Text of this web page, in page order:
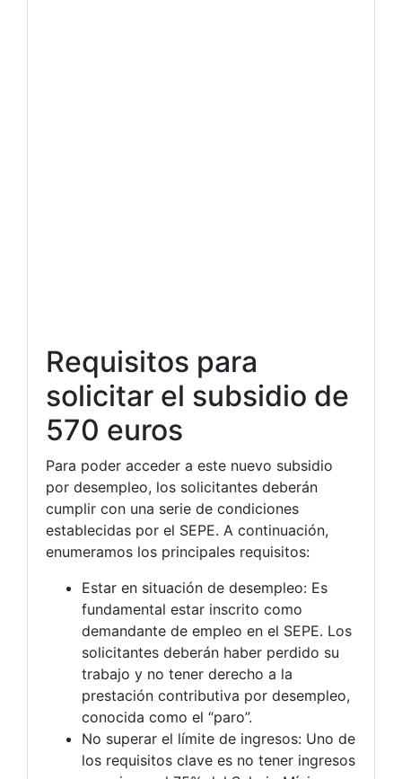
Requisitos para
solicitar el subsidio de
570 euros
Para poder acceder a este nuevo subsidio
por desempleo, los solicitantes deberán
cumplir con una serie de condiciones
establecidas por el SEPE. A continuación,
enumeramos los principales requisitos:
Estar en situación de desempleo: Es
fundamental estar inscrito como
demandante de empleo en el SEPE. Los
solicitantes deberán haber perdido su
trabajo y no tener derecho a la
prestación contributiva por desempleo,
conocida como el “paro”.
No superar el límite de ingresos: Uno de
los requisitos clave es no tener ingresos